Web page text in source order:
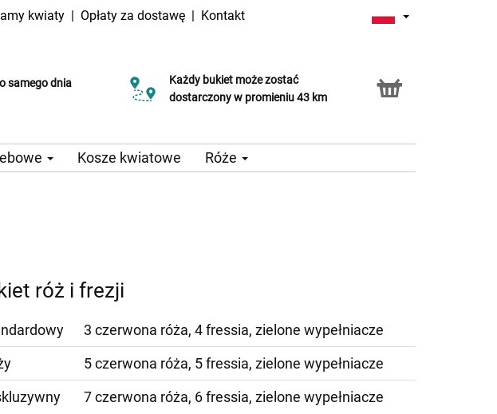
kwiaty | Opłaty za dostawę | Kontakt
samego dnia
już od 99 CZK
Każdy bukiet może zostać
dostarczony w promieniu 43 km
Kosze kwiatowe Róże
róż i frezji
3 czerwona róża, 4 fressia, zielone wypełniacze
5 czerwona róża, 5 fressia, zielone wypełniacze
7 czerwona róża, 6 fressia, zielone wypełniacze